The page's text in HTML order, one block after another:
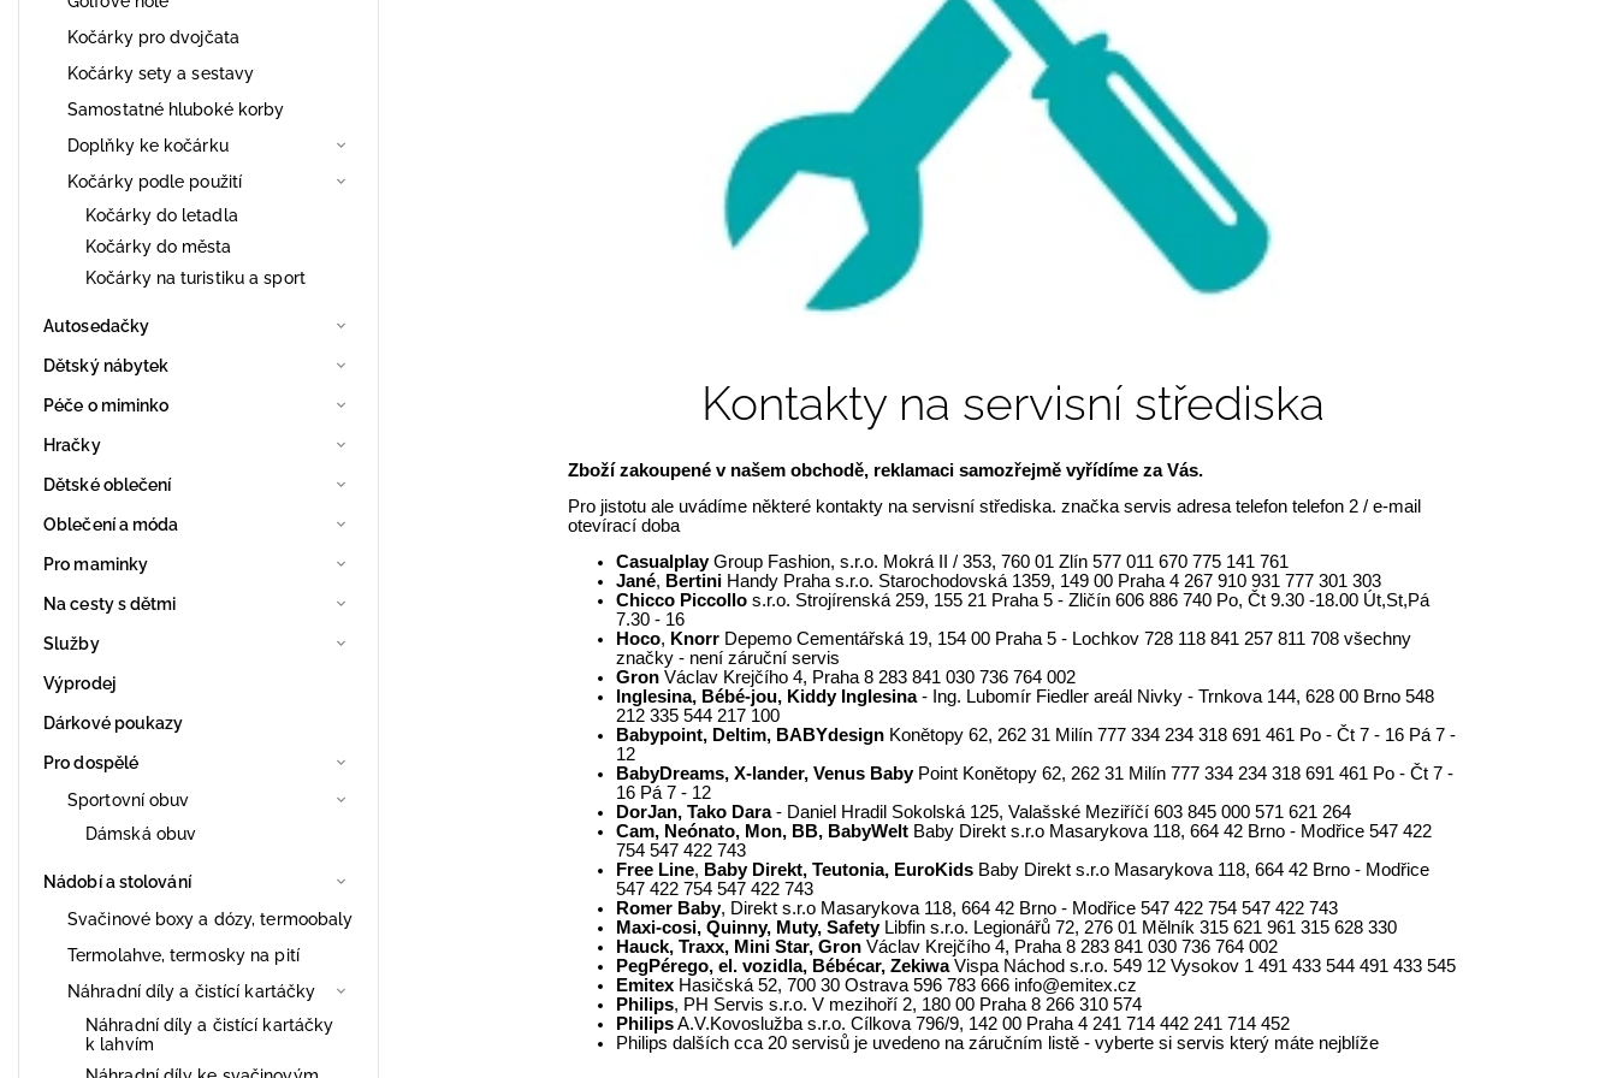
Kočárky pro dvojčata
Kočárky sety a sestavy
Samostatné hluboké korby
Doplňky ke kočárku
Kočárky podle použití
Kočárky do letadla
Kočárky do města
Kočárky na turistiku a sport
Autosedačky
Dětský nábytek
Péče o miminko
Hračky
Dětské oblečení
Oblečení a móda
Pro maminky
Na cesty s dětmi
Služby
Výprodej
Dárkové poukazy
Pro dospělé
Sportovní obuv
Dámská obuv
Nádobí a stolování
Svačinové boxy a dózy, termoobaly
Termolahve, termosky na pití
Náhradní díly a čistící kartáčky
Náhradní díly a čistící kartáčky
k lahvím
Kontakty na servisní střediska
Zboží zakoupené v našem obchodě, reklamaci samozřejmě vyřídíme za Vás.
Pro jistotu ale uvádíme některé kontakty na servisní střediska. značka servis adresa telefon telefon 2 / e-mail
otevírací doba
CasualplayGroup Fashion, s.r.o. Mokrá II / 353, 760 01 Zlín 577 011 670 775 141 761
Jané, Bertini Handy Praha s.r.o. Starochodovská 1359, 149 00 Praha 4 267 910 931 777 301 303
Chicco Piccollo s.r.o. Strojírenská 259, 155 21 Praha 5 - Zličín 606 886 740 Po, Čt 9.30 -18.00 Út,St,Pá
7.30 - 16
Hoco, Knorr Depemo Cementářská 19, 154 00 Praha 5 - Lochkov 728 118 841 257 811 708 všechny
značky - není záruční servis
Gron Václav Krejčího 4, Praha 8 283 841 030 736 764 002
Inglesina, Bébé-jou, Kiddy Inglesina- Ing. Lubomír Fiedler areál Nivky - Trnkova 144, 628 00 Brno 548
212 335 544 217 100
Babypoint, Deltim, BABYdesign Konětopy 62, 262 31 Milín 777 334 234 318 691 461 Po - Čt 7 - 16 Pá 7 -
12
BabyDreams, X-lander, Venus BabyPoint Konětopy 62, 262 31 Milín 777 334 234 318 691 461 Po - Čt 7 -
16 Pá 7 - 12
DorJan, Tako Dara- Daniel Hradil Sokolská 125, Valašské Meziříčí 603 845 000 571 621 264
Cam, Neónato, Mon, BB, BabyWelt Baby Direkt s.r.o Masarykova 118, 664 42 Brno - Modřice 547 422
754 547 422 743
Free Line, Baby Direkt, Teutonia, EuroKids Baby Direkt s.r.o Masarykova 118, 664 42 Brno - Modřice
547 422 754 547 422 743
Romer Baby, Direkt s.r.o Masarykova 118, 664 42 Brno - Modřice 547 422 754 547 422 743
Maxi-cosi, Quinny, Muty, SafetyLibfin s.r.o. Legionářů 72, 276 01 Mělník 315 621 961 315 628 330
Hauck, Traxx, Mini Star, Gron Václav Krejčího 4, Praha 8 283 841 030 736 764 002
PegPérego, el. vozidla, Bébécar, ZekiwaVispa Náchod s.r.o. 549 12 Vysokov 1 491 433 544 491 433 545
Emitex Hasičská 52, 700 30 Ostrava 596 783 666 info@emitex.cz
Philips, PH Servis s.r.o. V mezihoří 2, 180 00 Praha 8 266 310 574
PhilipsA.V.Kovoslužba s.r.o. Cílkova 796/9, 142 00 Praha 4 241 714 442 241 714 452
Philips dalších cca 20 servisů je uvedeno na záručním listě - vyberte si servis který máte nejblíže